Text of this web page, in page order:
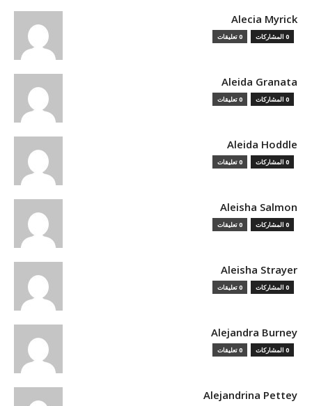
Alecia Myrick
0 المشاركات 0 تعليقات
Aleida Granata
0 المشاركات 0 تعليقات
Aleida Hoddle
0 المشاركات 0 تعليقات
Aleisha Salmon
0 المشاركات 0 تعليقات
Aleisha Strayer
0 المشاركات 0 تعليقات
Alejandra Burney
0 المشاركات 0 تعليقات
Alejandrina Pettey